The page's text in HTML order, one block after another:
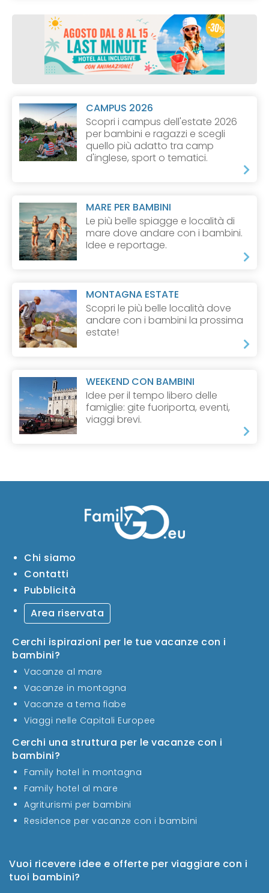
CAMPUS 2026
Scopri i campus dell'estate 2026
per bambini e ragazzi e scegli
quello più adatto tra camp
d'inglese, sport o tematici.
MARE PER BAMBINI
Le più belle spiagge e località di
mare dove andare con i bambini.
Idee e reportage.
MONTAGNA ESTATE
Scopri le più belle località dove
andare con i bambini la prossima
estate!
WEEKEND CON BAMBINI
Idee per il tempo libero delle
famiglie: gite fuoriporta, eventi,
viaggi brevi.
Vuoi ricevere idee e offerte per viaggiare con i
tuoi bambini?
Chi siamo
Contatti
Pubblicità
Area riservata
Cerchi ispirazioni per le tue vacanze con i
bambini?
Vacanze al mare
Vacanze in montagna
Vacanze a tema fiabe
Viaggi nelle Capitali Europee
Cerchi una struttura per le vacanze con i
bambini?
Family hotel in montagna
Family hotel al mare
Agriturismi per bambini
Residence per vacanze con i bambini